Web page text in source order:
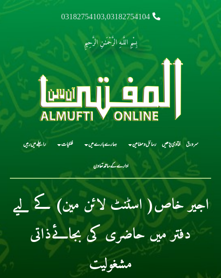
03182754103,03182754104
بِسْمِ اللَّـهِ الرَّحْمَـٰنِ الرَّحِيمِ
سرورق فتاوی پڑھیں رسائل و مضامین ہمارے بارے میں فلکیات رابطے میں رہیں
ادارے کے ساتھ تعاون
اجیر خاص( اسٹنٹ لائن مین) کے لیے
دفتر میں حاضری کی بجائےذاتی
مشغولیت